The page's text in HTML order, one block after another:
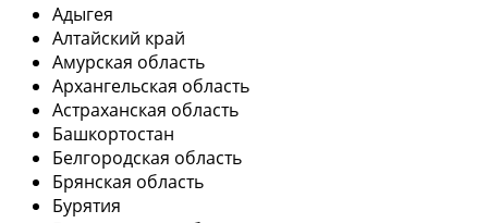
Адыгея
Алтайский край
Амурская область
Архангельская область
Астраханская область
Башкортостан
Белгородская область
Брянская область
Бурятия